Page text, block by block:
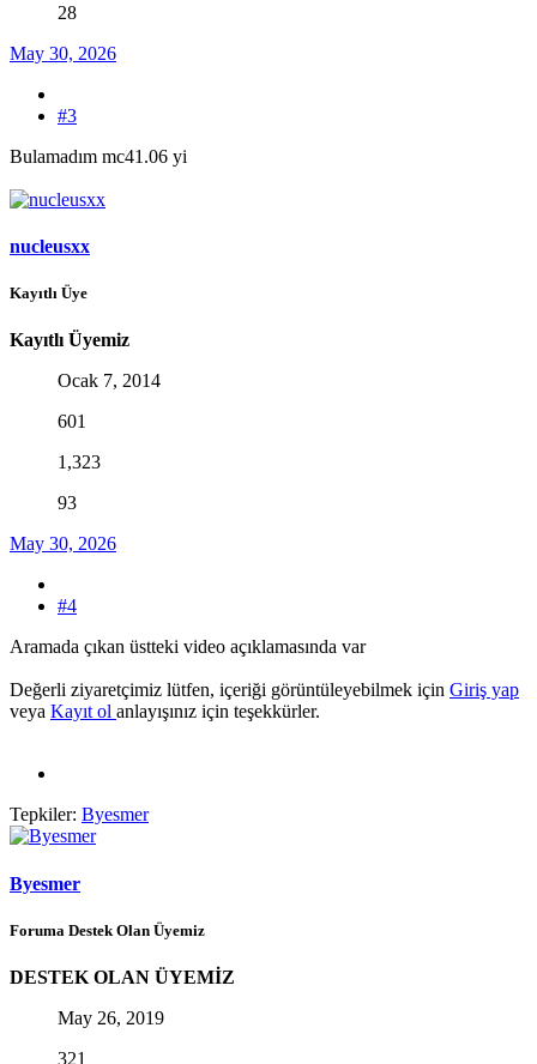
28
May 30, 2026
#3
Bulamadım mc41.06 yi
nucleusxx
Kayıtlı Üye
Kayıtlı Üyemiz
Ocak 7, 2014
601
1,323
93
May 30, 2026
#4
Aramada çıkan üstteki video açıklamasında var
Değerli ziyaretçimiz lütfen, içeriği görüntüleyebilmek için Giriş yap
veya Kayıt ol anlayışınız için teşekkürler.
Tepkiler: Byesmer
Byesmer
Foruma Destek Olan Üyemiz
DESTEK OLAN ÜYEMİZ
May 26, 2019
321